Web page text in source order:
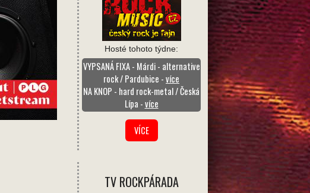
Hosté tohoto týdne:
VYPSANÁ FIXA - Márdi - alternative
rock / Pardubice -více
NA KNOP - hard rock-metal / Česká
Lípa -více
VÍCE
TV ROCKPÁRADA